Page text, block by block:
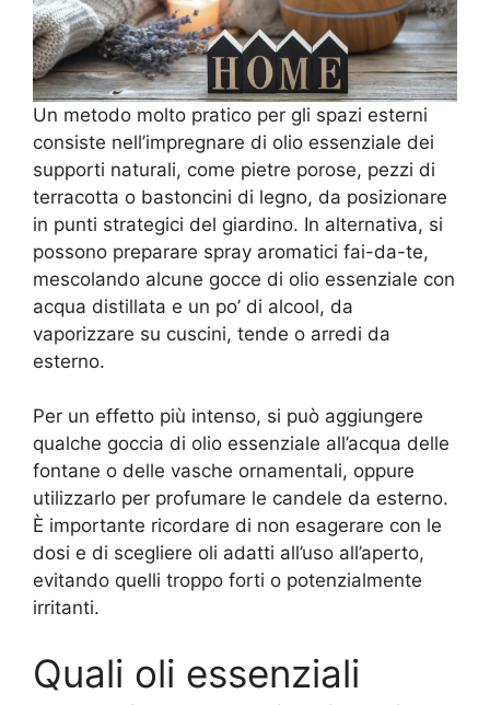
Un metodo molto pratico per gli spazi esterni
consiste nell’impregnare di olio essenziale dei
supporti naturali, come pietre porose, pezzi di
terracotta o bastoncini di legno, da posizionare
in punti strategici del giardino. In alternativa, si
possono preparare spray aromatici fai-da-te,
mescolando alcune gocce di olio essenziale con
acqua distillata e un po’ di alcool, da
vaporizzare su cuscini, tende o arredi da
esterno.
Per un effetto più intenso, si può aggiungere
qualche goccia di olio essenziale all’acqua delle
fontane o delle vasche ornamentali, oppure
utilizzarlo per profumare le candele da esterno.
È importante ricordare di non esagerare con le
dosi e di scegliere oli adatti all’uso all’aperto,
evitando quelli troppo forti o potenzialmente
irritanti.
Quali oli essenziali